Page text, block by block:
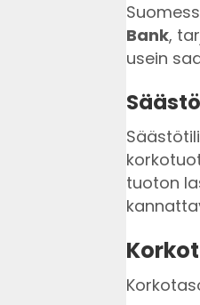
Bank,
usein
tuoton